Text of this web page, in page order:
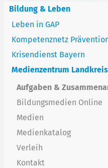
Bildung & Leben
Leben in GAP
Kompetenznetz
Krisendienst Bayern
Medienzentrum
Aufgaben &
Bildungsmedien Online
Medien
Medienkatalog
Verleih
Kontakt